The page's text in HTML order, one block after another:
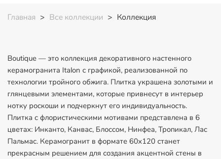
Главная > Все коллекции > Коллекция
Boutique — это коллекция декоративного настенного
керамогранита Italon с графикой, реализованной по
технологии тройного обжига. Плитка украшена золотыми и
глянцевыми элементами, которые привнесут в интерьер
нотку роскоши и подчеркнут его индивидуальность.
Плитка с флористическими мотивами представлена в 6
цветах: Инканто, Канвас, Блоссом, Нинфеа, Тропикал, Лас
Пальмас. Керамогранит в формате 60х120 станет
прекрасным решением для создания акцентной стены в